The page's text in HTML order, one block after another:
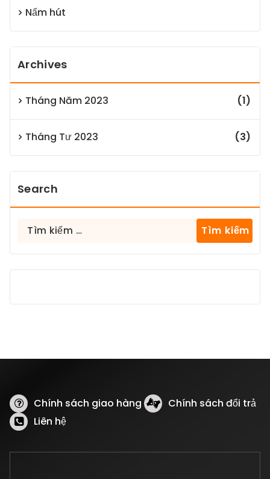
Nấm hút
Archives
Tháng Năm 2023 (1)
Tháng Tư 2023 (3)
Search
Tìm
Chính sách giao hàng
Chính sách đổi trả
Liên hệ